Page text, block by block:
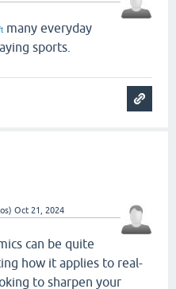
many everyday
sports.
Oct 21, 2024
can be quite
how it applies to real-
to sharpen your